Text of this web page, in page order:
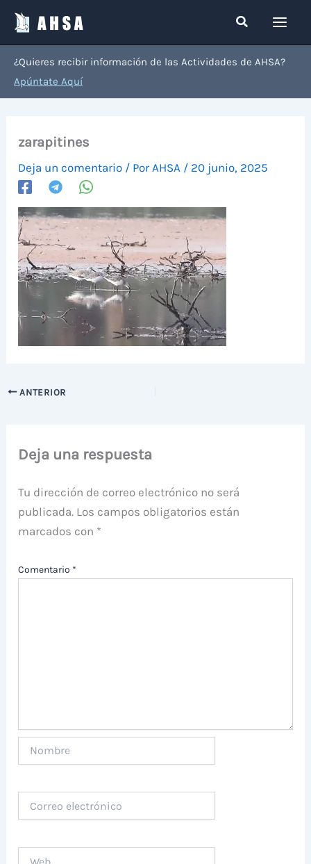
contenido
Buscar
¿Quieres recibir información de las Actividades de AHSA?
Apúntate Aquí
zarapitines
Deja un comentario / Por AHSA / 20 junio, 2025
ANTERIOR
Deja una respuesta
Tu dirección de correo electrónico no será
publicada. Los campos obligatorios están
marcados con *
Comentario *
electrónico